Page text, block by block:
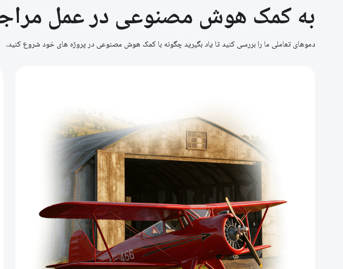
به کمک هوش مصنوعی در عمل
دموهای تعاملی ما را بررسی کنید تا یاد بگیرید چگونه با کمک هوش مصنوعی در پروژه های خود شروع کنید.